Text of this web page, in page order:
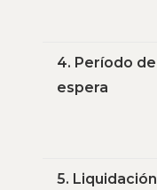
4. Período de
espera
5. Liquidación